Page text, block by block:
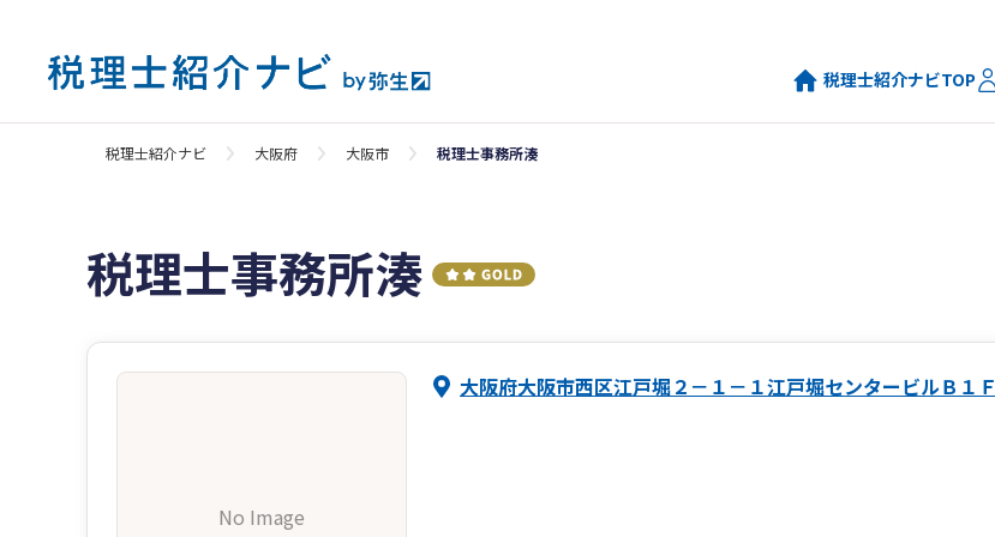
税理士紹介ナビTOP
税理士紹介ナビ 大阪府 大阪市 税理士事務所湊
税理士事務所湊
No Image
大阪府大阪市西区江戸堀２－１－１江戸堀センタービルＢ１Ｆ